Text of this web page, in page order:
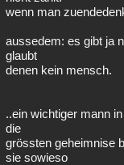
wenn man
aussedem: es gibt ja
glaubt
denen kein mensch.
..ein wichtiger mann
die
grössten geheimnise
sie sowieso